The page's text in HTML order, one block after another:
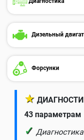
Дизельный
Форсунки
★
43 параметрам
✓